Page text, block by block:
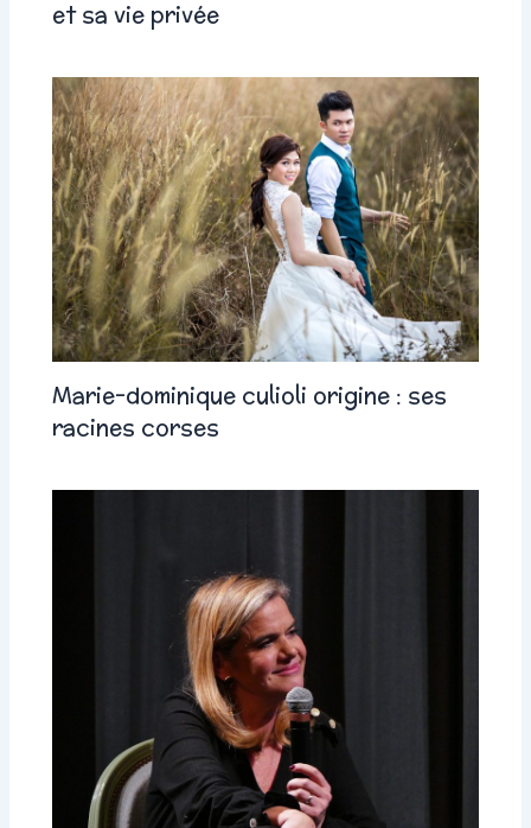
et sa vie privée
Marie-dominique culioli origine : ses
racines corses